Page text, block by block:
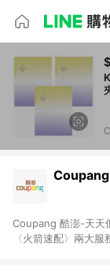
Coupang 酷澎-天天
〈火箭速配〉兩大